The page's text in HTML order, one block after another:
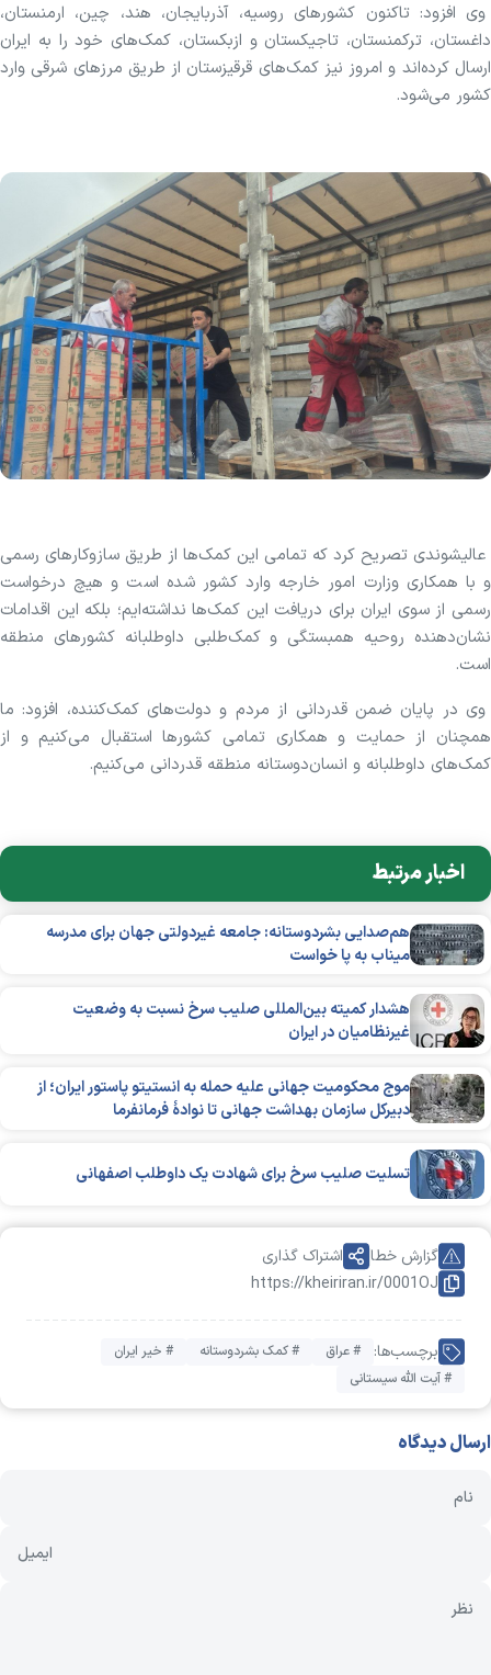
وی افزود: تاکنون کشور‌های روسیه، آذربایجان، هند، چین، ارمنستان،
داغستان، ترکمنستان، تاجیکستان و ازبکستان، کمک‌های خود را به ایران
ارسال کرده‌اند و امروز نیز کمک‌های قرقیزستان از طریق مرز‌های شرقی وارد
کشور می‌شود.
عالیشوندی تصریح کرد که تمامی این کمک‌ها از طریق سازوکار‌های رسمی
و با همکاری وزارت امور خارجه وارد کشور شده است و هیچ درخواست
رسمی از سوی ایران برای دریافت این کمک‌ها نداشته‌ایم؛ بلکه این اقدامات
نشان‌دهنده روحیه همبستگی و کمک‌طلبی داوطلبانه کشور‌های منطقه
است.
وی در پایان ضمن قدردانی از مردم و دولت‌های کمک‌کننده، افزود: ما
همچنان از حمایت و همکاری تمامی کشور‌ها استقبال می‌کنیم و از
کمک‌های داوطلبانه و انسان‌دوستانه منطقه قدردانی می‌کنیم.
اخبار مرتبط
هم‌صدایی بشردوستانه: جامعه غیردولتی جهان برای مدرسه
میناب به پا خواست
هشدار کمیته بین‌المللی صلیب سرخ نسبت به وضعیت
غیرنظامیان در ایران
موج محکومیت جهانی علیه حمله به انستیتو پاستور ایران؛ از
دبیرکل سازمان بهداشت جهانی تا نوادۀ فرمانفرما
تسلیت صلیب سرخ برای شهادت یک داوطلب اصفهانی
https://kheiriran.ir/0001OJ
گزارش خطا اشتراک گذاری
برچسب‌ها: # عراق # کمک بشردوستانه
# خیر ایران
# آیت الله سیستانی
ارسال دیدگاه